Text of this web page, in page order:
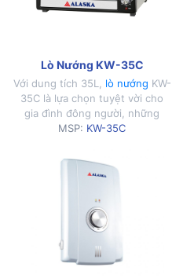
Lò Nướng KW-35C
Với dung tích 35L, lò nướng KW-
35C là lựa chọn tuyệt vời cho
gia đình đông người, những
buổi chiêu đãi, họp mặt cùng bè
MSP: KW-35C